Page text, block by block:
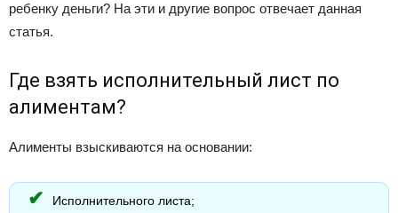
ребенку деньги? На эти и другие вопрос отвечает данная
статья.
Где взять исполнительный лист по
алиментам?
Алименты взыскиваются на основании:
Исполнительного листа;